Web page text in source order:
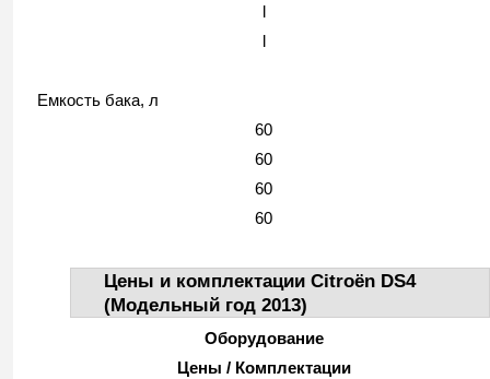
l
l
Емкость бака, л
60
60
60
60
Цены и комплектации Citroёn DS4
(Модельный год 2013)
Оборудование
Цены / Комплектации